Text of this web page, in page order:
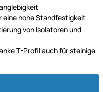
eine hohe Standfestigkeit
von Isolatoren und
T-Profil auch für steinige